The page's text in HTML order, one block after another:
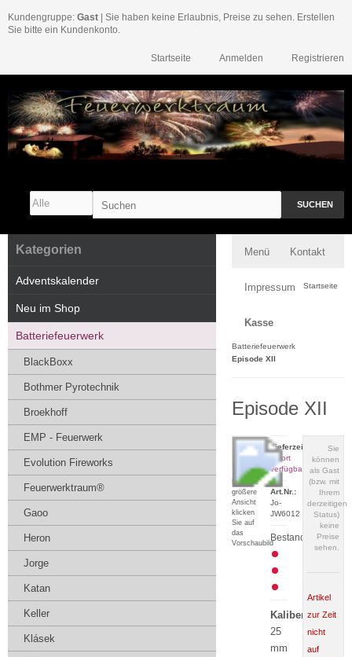
Kundengruppe: Gast | Sie haben keine Erlaubnis, Preise zu sehen. Erstellen
Sie bitte ein Kundenkonto.
Registrieren
Anmelden
Startseite
SUCHEN
Menü Kontakt
Impressum
Kasse
Startseite
Batteriefeuerwerk
Episode XII
Episode XII
Für eine
größere
Ansicht
klicken
Sie auf
das
Vorschaubild
Sie
können
als Gast
(bzw. mit
Ihrem
derzeitigen
Status)
keine
Preise
sehen.
Artikel
zur Zeit
nicht
auf
Lieferzeit:
sofort
verfügbar
Art.Nr.:
Jo-
JW6012
Bestand:
Kaliber:
25
mm
Kategorien
Adventskalender
Neu im Shop
Batteriefeuerwerk
BlackBoxx
Bothmer Pyrotechnik
Broekhoff
EMP - Feuerwerk
Evolution Fireworks
Feuerwerktraum®
Gaoo
Heron
Jorge
Katan
Keller
Klásek